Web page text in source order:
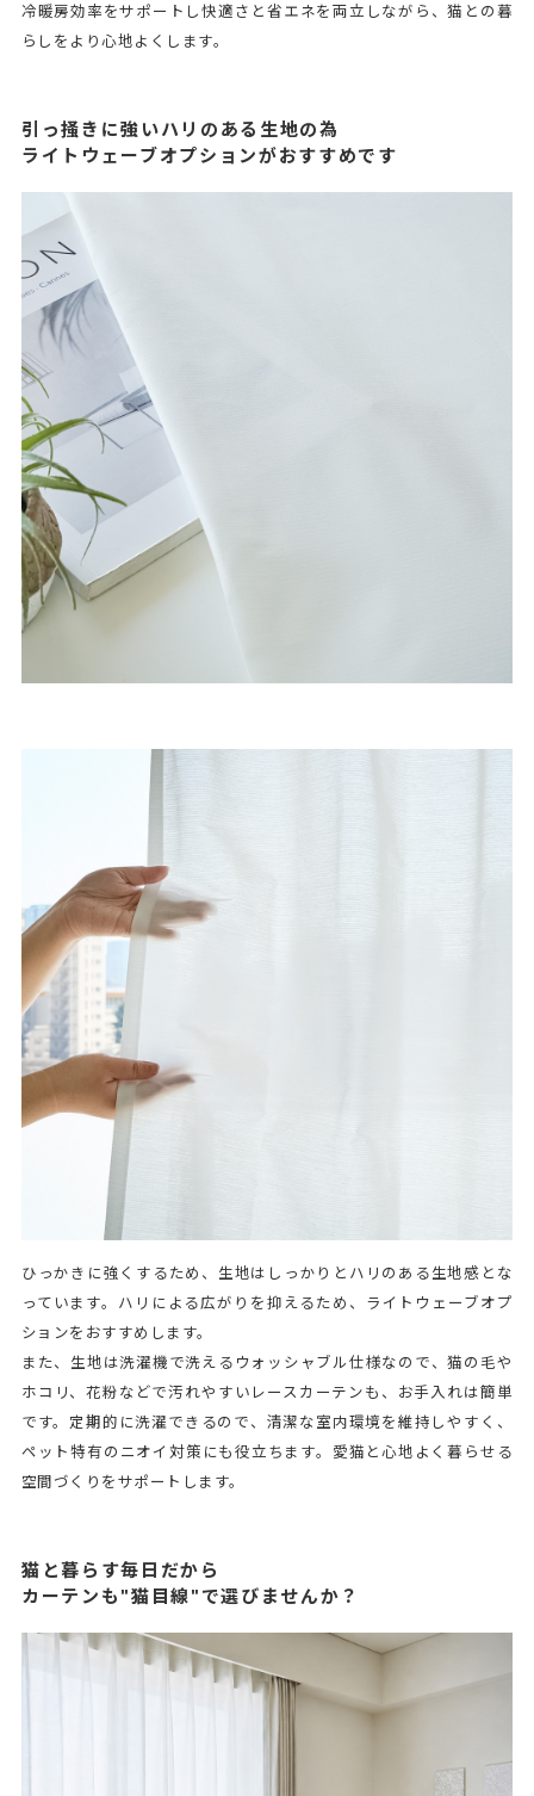
冷暖房効率をサポートし快適さと省エネを両立しながら、猫との暮
らしをより心地よくします。
引っ掻きに強いハリのある生地の為
ライトウェーブオプションがおすすめです
ひっかきに強くするため、生地はしっかりとハリのある生地感とな
っています。ハリによる広がりを抑えるため、ライトウェーブオプ
ションをおすすめします。
また、生地は洗濯機で洗えるウォッシャブル仕様なので、猫の毛や
ホコリ、花粉などで汚れやすいレースカーテンも、お手入れは簡単
です。定期的に洗濯できるので、清潔な室内環境を維持しやすく、
ペット特有のニオイ対策にも役立ちます。愛猫と心地よく暮らせる
空間づくりをサポートします。
猫と暮らす毎日だから
カーテンも"猫目線"で選びませんか？